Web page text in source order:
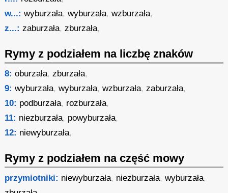
w...: wyburzała,wyburzała,wzburzała,
z...: zaburzała,zburzała,
Rymy z podziałem na liczbę znaków
8: oburzała,zburzała,
9: wyburzała,wyburzała,wzburzała,zaburzała,
10: podburzała, rozburzała,
11: niezburzała, powyburzała,
12: niewyburzała,
Rymy z podziałem na część mowy
przymiotniki: niewyburzała, niezburzała,wyburzała,